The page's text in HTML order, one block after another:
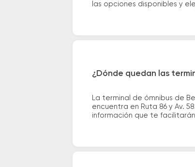
las opciones disponibles y
¿Dónde quedan las
La terminal de ómnibus de
encuentra en Ruta 86 y Av.
información que te